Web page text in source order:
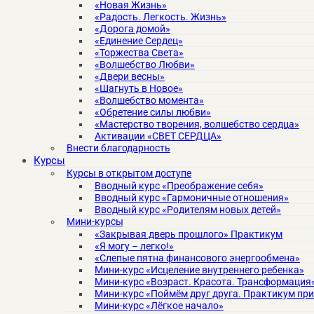
«Новая Жизнь»
«Радость. Легкость. Жизнь»
«Дорога домой»
«Единение Сердец»
«Торжества Света»
«Волшебство Любви»
«Двери весны»
«Шагнуть в Новое»
«Волшебство момента»
«Обретение силы любви»
«Мастерство творения, волшебство сердца»
Активации «СВЕТ СЕРДЦА»
Внести благодарность
Курсы
Курсы в открытом доступе
Вводный курс «Преображение себя»
Вводный курс «Гармоничные отношения»
Вводный курс «Родителям новых детей»
Мини-курсы
«Закрывая дверь прошлого» Практикум
«Я могу – легко!»
«Слепые пятна финансового энергообмена»
Мини-курс «Исцеление внутреннего ребенка»
Мини-курс «Возраст. Красота.
Мини-курс «Поймём друг друга. Практикум
Мини-курс «Лёгкое начало»